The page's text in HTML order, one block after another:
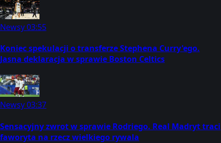
Newsy03:55
Koniec spekulacji o transferze Stephena Curry'ego.
Jasna deklaracja w sprawie Boston Celtics
Newsy03:37
Sensacyjny zwrot w sprawie Rodriego. Real Madryt traci
faworyta na rzecz wielkiego rywala